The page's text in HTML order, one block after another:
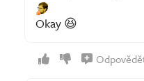
Okay 😆